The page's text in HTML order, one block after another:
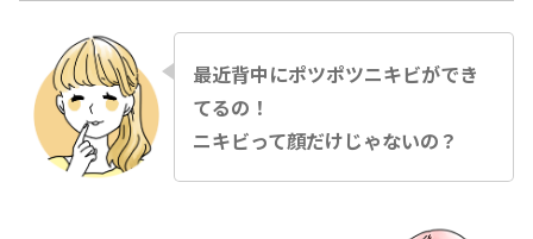
最近背中にポツポツニキビができ
てるの！
ニキビって顔だけじゃないの？